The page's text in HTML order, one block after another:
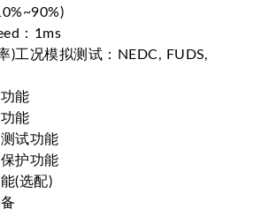
：1ms
)工况模拟测试：NEDC, FUDS,
能
能
试功能
护功能
(选配)